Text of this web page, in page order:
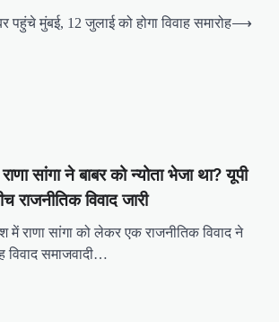
पहुंचे मुंबई, 12 जुलाई को होगा विवाह समारोह⟶
सांगा ने बाबर को न्योता भेजा था? यूपी
राजनीतिक विवाद जारी
में राणा सांगा को लेकर एक राजनीतिक विवाद ने
समाजवादी…